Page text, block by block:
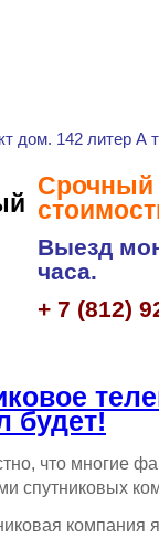
дом. 142 литер А
Срочный
Выезд
часа.
+ 7 (812)
будет!
что многие
спутниковых
компания